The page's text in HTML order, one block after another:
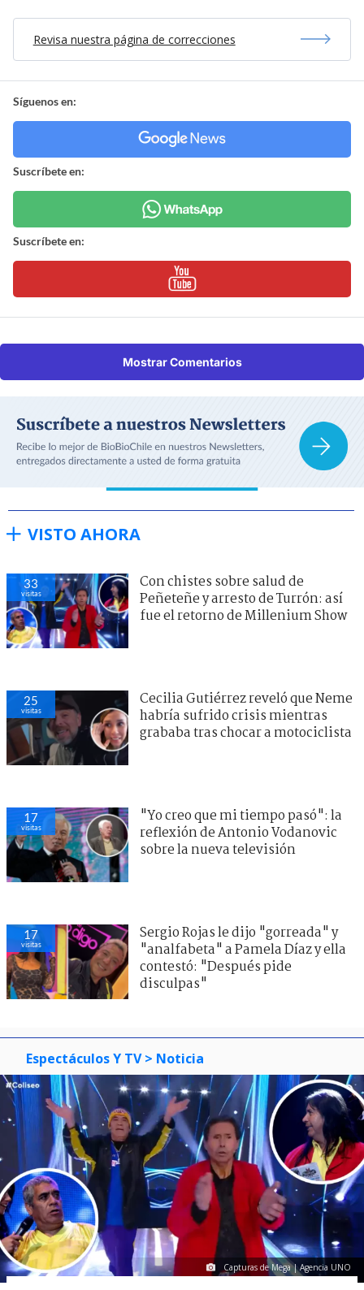
Revisa nuestra página de correcciones
Síguenos en:
Suscríbete en:
Suscríbete en:
Mostrar Comentarios
VISTO AHORA
33
visitas
Con chistes sobre salud de
Peñeteñe y arresto de Turrón: así
fue el retorno de Millenium Show
25
visitas
Cecilia Gutiérrez reveló que Neme
habría sufrido crisis mientras
grababa tras chocar a motociclista
17
visitas
"Yo creo que mi tiempo pasó": la
reflexión de Antonio Vodanovic
sobre la nueva televisión
17
visitas
Sergio Rojas le dijo "gorreada" y
"analfabeta" a Pamela Díaz y ella
contestó: "Después pide
disculpas"
Espectáculos Y TV > Noticia
Capturas de Mega | Agencia UNO